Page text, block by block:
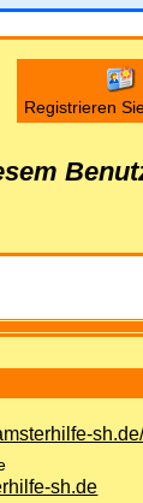
Registrieren
sh.de